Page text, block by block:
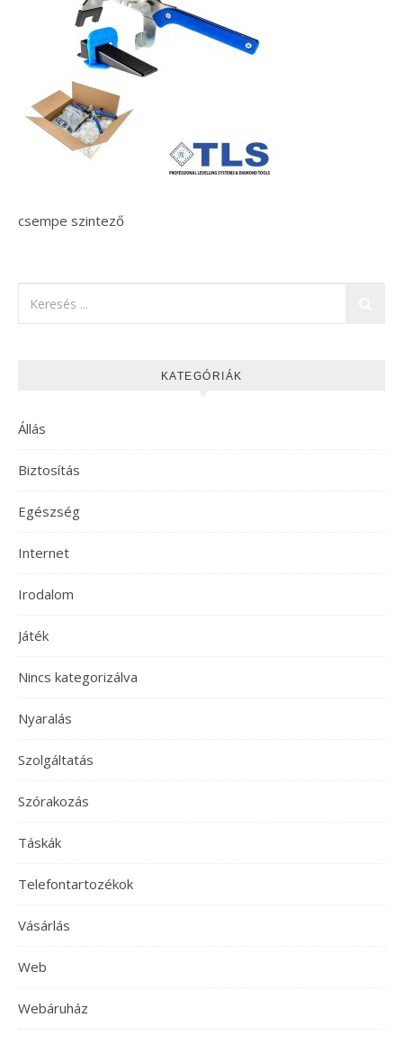
csempe szintező
KATEGÓRIÁK
Állás
Biztosítás
Egészség
Internet
Irodalom
Játék
Nincs kategorizálva
Nyaralás
Szolgáltatás
Szórakozás
Táskák
Telefontartozékok
Vásárlás
Web
Webáruház